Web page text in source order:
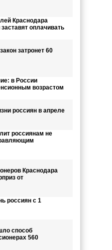
Краснодара
оплачивать
затронет 60
в России
возрастом
россиян в апреле
россиянам не
Краснодара
от
россиян с 1
способ
560